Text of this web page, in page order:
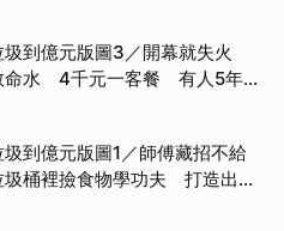
圾到億元版圖3／開幕就失火
命水 4千元一客餐 有人5年吃
到億元版圖1／師傅藏招不給
桶裡撿食物學功夫 打造出最